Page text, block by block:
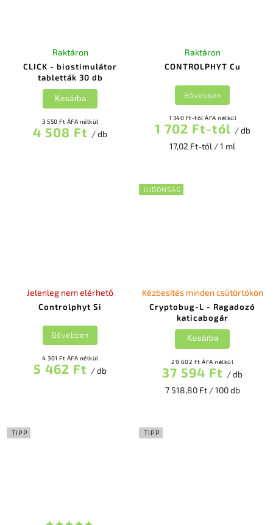
CLICK - biostimulátor
tabletták 30 db
Raktáron
3 550 Ft ÁFA nélkül
4 508 Ft / db
Kosárba
CONTROLPHYT Cu
Raktáron
1 340 Ft-tól ÁFA nélkül
1 702 Ft-tól / db
17,02 Ft-tól / 1 ml
Bővebben
Controlphyt Si
Jelenleg nem elérhető
4 301 Ft ÁFA nélkül
5 462 Ft / db
Bővebben
ÚJDONSÁG
Cryptobug-L - Ragadozó
katicabogár
Kézbesítés minden csütörtökön
29 602 Ft ÁFA nélkül
37 594 Ft / db
7 518,80 Ft / 100 db
Kosárba
TIPP TIPP